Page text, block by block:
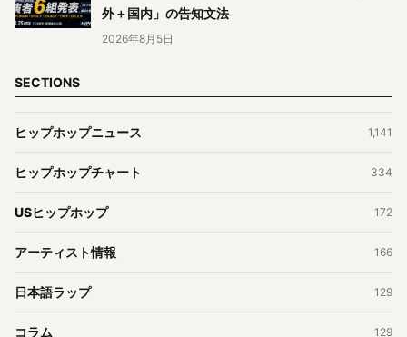
外＋国内」の告知文法
2026年8月5日
SECTIONS
ヒップホップニュース 1,141
ヒップホップチャート 334
USヒップホップ 172
アーティスト情報 166
日本語ラップ 129
コラム 129